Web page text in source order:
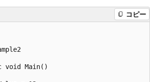
コピー
void Main()